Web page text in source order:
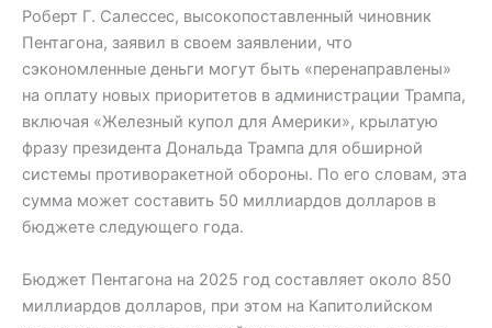
Роберт Г. Салессес, высокопоставленный чиновник
Пентагона, заявил в своем заявлении, что
сэкономленные деньги могут быть «перенаправлены»
на оплату новых приоритетов в администрации Трампа,
включая «Железный купол для Америки», крылатую
фразу президента Дональда Трампа для обширной
системы противоракетной обороны. По его словам, эта
сумма может составить 50 миллиардов долларов в
бюджете следующего года.
Бюджет Пентагона на 2025 год составляет около 850
миллиардов долларов, при этом на Капитолийском